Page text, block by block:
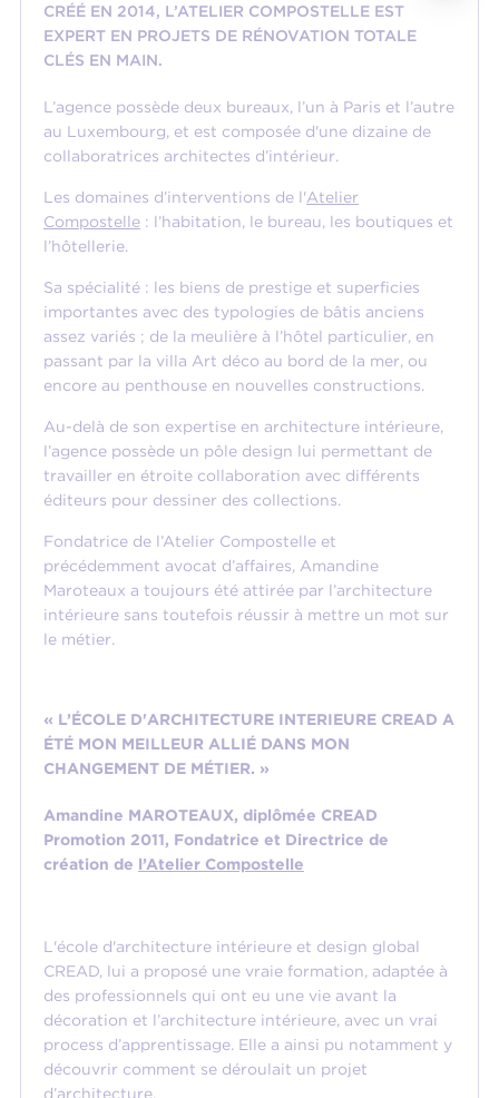
CRÉÉ EN 2014, L’ATELIER COMPOSTELLEEST
EXPERT EN PROJETS DE RÉNOVATION TOTALE
CLÉS EN MAIN.
L’agence possède deux bureaux, l’un à Paris et l’autre
au Luxembourg, et est composée d'une dizaine de
collaboratrices architectes d’intérieur.
Les domaines d’interventions de l'Atelier
Compostelle: l’habitation, le bureau, les boutiques et
l’hôtellerie.
Sa spécialité : les biens de prestige et superficies
importantes avec des typologies de bâtis anciens
assez variés ; de la meulière à l’hôtel particulier, en
passant par la villa Art déco au bord de la mer, ou
encore au penthouse en nouvelles constructions.
Au-delà de son expertise en architecture intérieure,
l’agence possède un pôle design lui permettant de
travailler en étroite collaboration avec différents
éditeurs pour dessiner des collections.
Fondatrice de l’Atelier Compostelle et
précédemment avocat d’affaires, Amandine
Maroteaux a toujours été attirée par l’architecture
intérieure sans toutefois réussir à mettre un mot sur
le métier.
« L’ÉCOLE D'ARCHITECTURE INTERIEURE​ CREAD A
ÉTÉ MON MEILLEUR ALLIÉ DANS MON
CHANGEMENT DE MÉTIER. »
Amandine MAROTEAUX, diplômée CREAD
Promotion 2011, Fondatrice et Directrice de
création de l’Atelier Compostelle
L'école d'architecture intérieure et design global
CREAD, lui a proposé une vraie formation, adaptée à
des professionnels qui ont eu une vie avant la
décoration et l’architecture intérieure, avec un vrai
process d’apprentissage. Elle a ainsi pu notamment y
découvrir comment se déroulait un projet
d’architecture.